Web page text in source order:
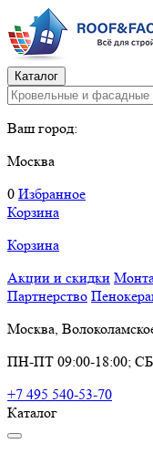
Каталог
Ваш город:
Москва
0 Избранное
Корзина
Корзина
Акции и скидки
Партнерство
Москва,
ПН-ПТ 09:00-18:00; СБ
+7 495 540-53-70
Каталог